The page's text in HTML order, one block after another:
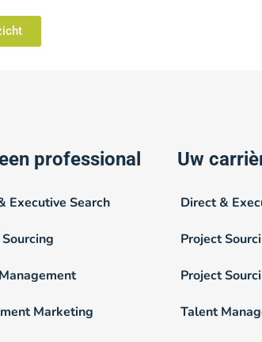
professional
Executive Search
Marketing
Uw
Direct &
Project
Project
Talent